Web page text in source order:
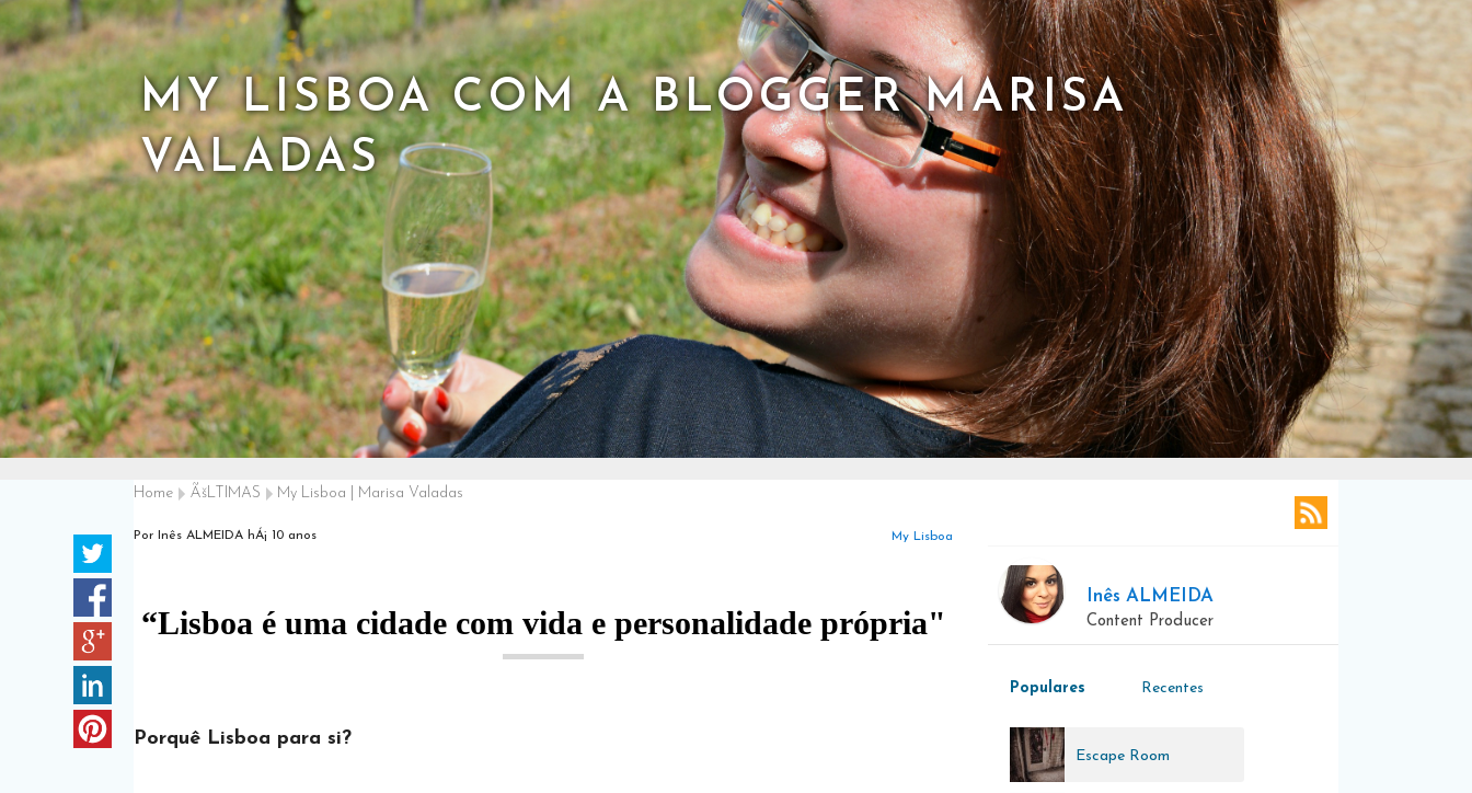
MY LISBOA COM A BLOGGER MARISA
VALADAS
Home ÃšLTIMAS My Lisboa | Marisa Valadas
Por Inês ALMEIDA hÁ¡ 10 anos My Lisboa
“Lisboa é uma cidade com vida e personalidade própria"
Porquê Lisboa para si?
Inês ALMEIDA
Content Producer
Populares Recentes
Escape Room